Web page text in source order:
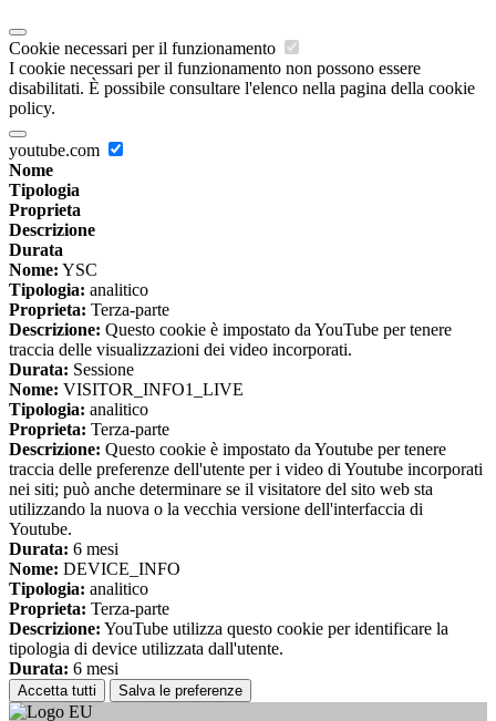
Cookie necessari per il funzionamento
I cookie necessari per il funzionamento non possono essere
disabilitati. È possibile consultare l'elenco nella pagina della cookie
policy.
youtube.com
Nome
Tipologia
Proprieta
Descrizione
Durata
Nome: YSC
Tipologia: analitico
Proprieta: Terza-parte
Descrizione: Questo cookie è impostato da YouTube per tenere
traccia delle visualizzazioni dei video incorporati.
Durata: Sessione
Nome: VISITOR_INFO1_LIVE
Tipologia: analitico
Proprieta: Terza-parte
Descrizione: Questo cookie è impostato da Youtube per tenere
traccia delle preferenze dell'utente per i video di Youtube incorporati
nei siti; può anche determinare se il visitatore del sito web sta
utilizzando la nuova o la vecchia versione dell'interfaccia di
Youtube.
Durata: 6 mesi
Nome: DEVICE_INFO
Tipologia: analitico
Proprieta: Terza-parte
Descrizione: YouTube utilizza questo cookie per identificare la
tipologia di device utilizzata dall'utente.
Durata: 6 mesi
Accetta tutti Salva le preferenze